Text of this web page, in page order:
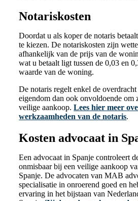
Notariskosten
Doordat u als koper de notaris
te kiezen. De notariskosten zijn
afhankelijk van de prijs van de
wat u betaalt ligt tussen de 0,03 en
waarde van de woning.
De notaris regelt enkel de
eigendom dan ook onvoldoende om
veilige aankoop.Lees hier meer
werkzaamheden van de notaris.
Kosten advocaat in
Een advocaat in Spanje controleert
onmisbaar bij een veilige aankoop
Spanje. De advocaten van MAB
specialisatie in onroerend goed en
ervaring in het bijstaan van